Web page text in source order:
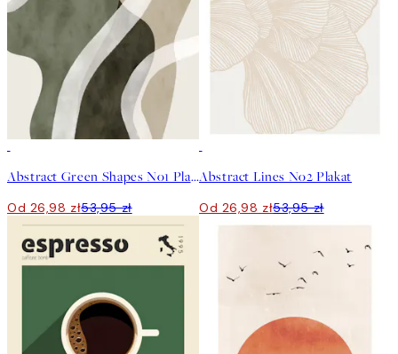
Abstract Green Shapes No1 Plakat
Od 26,98 zł53,95 zł
Abstract Lines No2 Plakat
Od 26,98 zł53,95 zł